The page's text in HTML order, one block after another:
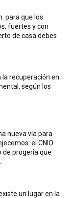
para que los
fuertes y con
de casa debes
la recuperación en
según los
nueva vía para
el CNIO
de progeria que
un lugar en la